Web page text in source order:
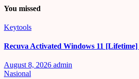
You missed
Keytools
Recuva Activated Windows 11
August 8, 2026 admin
Nasional